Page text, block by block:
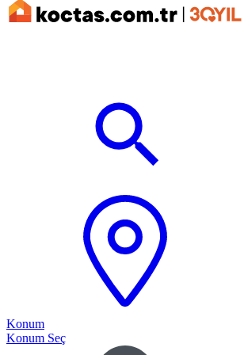
Konum
Konum Seç